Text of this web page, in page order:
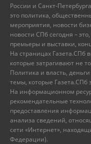
России и Санкт-
это политика,
мероприятия, новости
новости СПб сегодня –
премьеры и выставки,
На страницах Газета.СПб
которые затрагивают не
Политика и власть,
темы, которые Газета.СПб
На информационном
рекомендательные
предоставления
анализа сведений,
сети «Интернет»,
Федерации).